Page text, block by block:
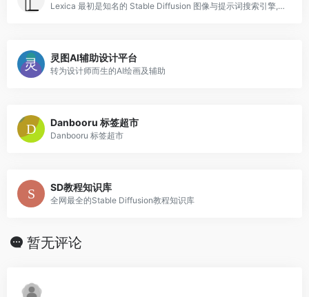
Lexica 最初是知名的 Stable Diffusion 图像与提示词搜索引擎,收录了海量 AI 生成作品及其对应的 prompt 提示词,长期是设计师与
灵图AI辅助设计平台
转为设计师而生的AI绘画及辅助
Danbooru 标签超市
Danbooru 标签超市
SD教程知识库
全网最全的Stable Diffusion教程知识库
暂无评论